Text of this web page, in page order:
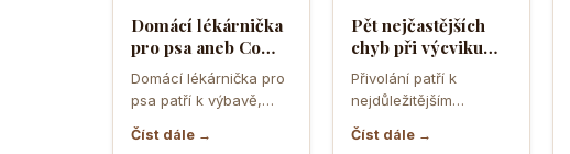
Domácí lékárnička
pro psa aneb Co
musíte mít po ruce
pro případ nouze
Domácí lékárnička pro
psa patří k výbavě,
rozhodující chvíli
Číst dále →
Pět nejčastějších
chyb při výcviku
přivolání které dělá
většina pejskařů
Přivolání patří k
nejdůležitějším
protože rozhoduje o
Číst dále →